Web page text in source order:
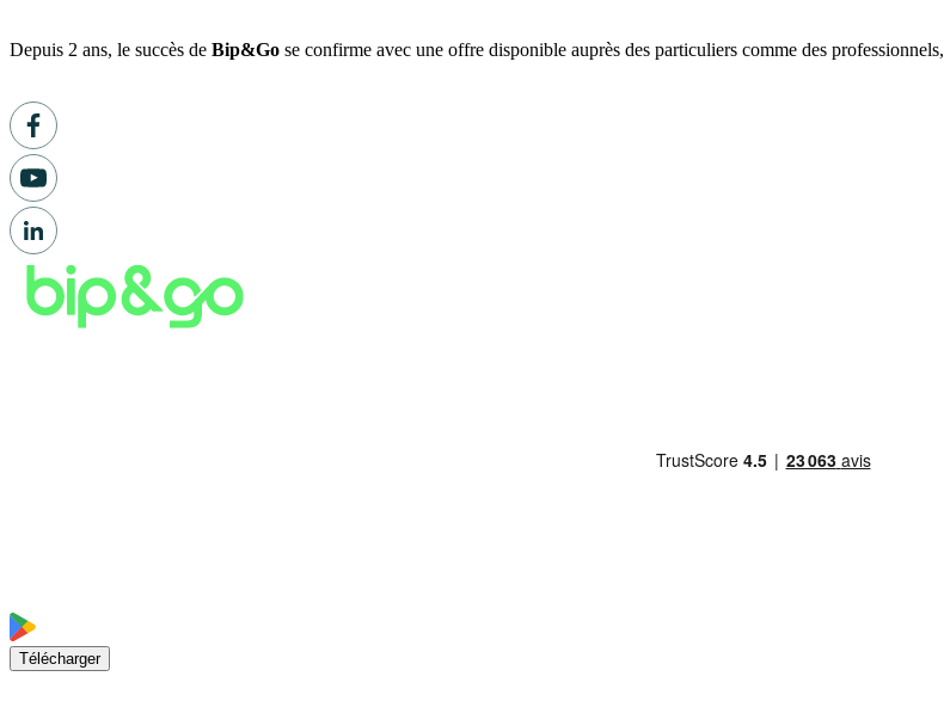
Depuis 2 ans, le succès de Bip&Go se confirme avec une offre disponible auprès des particuliers comme des professionnels,
Télécharger